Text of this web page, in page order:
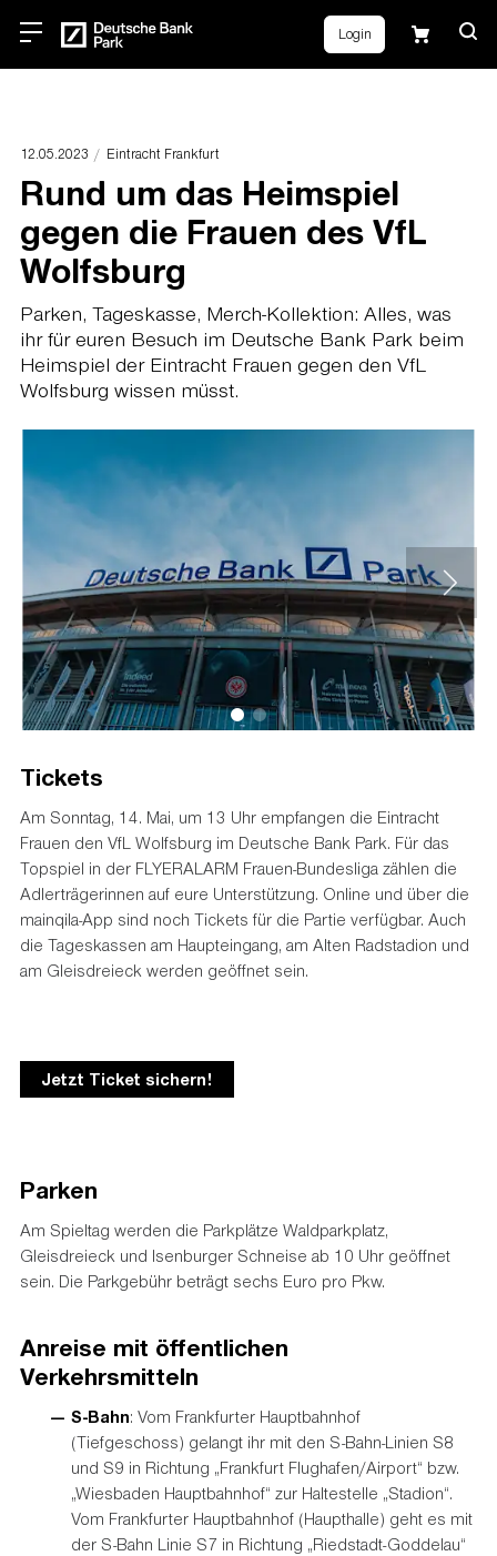
Login
12.05.2023 Eintracht Frankfurt
Rund um das Heimspiel
gegen die Frauen des VfL
Wolfsburg
Parken, Tageskasse, Merch-Kollektion: Alles, was
ihr für euren Besuch im Deutsche Bank Park beim
Heimspiel der Eintracht Frauen gegen den VfL
Wolfsburg wissen müsst.
Tickets
Am Sonntag, 14. Mai, um 13 Uhr empfangen die Eintracht
Frauen den VfL Wolfsburg im Deutsche Bank Park. Für das
Topspiel in der FLYERALARM Frauen-Bundesliga zählen die
Adlerträgerinnen auf eure Unterstützung. Online und über die
mainqila-App sind noch Tickets für die Partie verfügbar. Auch
die Tageskassen am Haupteingang, am Alten Radstadion und
am Gleisdreieck werden geöffnet sein.
Jetzt Ticket sichern!
Parken
Am Spieltag werden die Parkplätze Waldparkplatz,
Gleisdreieck und Isenburger Schneise ab 10 Uhr geöffnet
sein. Die Parkgebühr beträgt sechs Euro pro Pkw.
Anreise mit öffentlichen
Verkehrsmitteln
S-Bahn: Vom Frankfurter Hauptbahnhof
(Tiefgeschoss) gelangt ihr mit den S-Bahn-Linien S8
und S9 in Richtung „Frankfurt Flughafen/Airport“ bzw.
„Wiesbaden Hauptbahnhof“ zur Haltestelle „Stadion“.
Vom Frankfurter Hauptbahnhof (Haupthalle) geht es mit
der S-Bahn Linie S7 in Richtung „Riedstadt-Goddelau“